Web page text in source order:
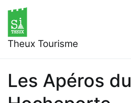
contenu
Theux Tourisme
Les Apéros du